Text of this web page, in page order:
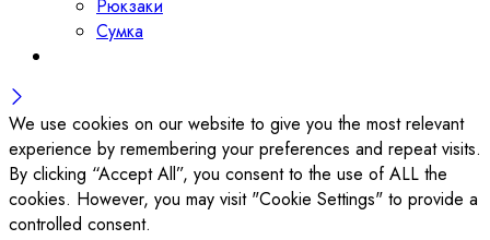
Рюкзаки
Сумка
We use cookies on our website to give you the most relevant
experience by remembering your preferences and repeat visits.
By clicking “Accept All”, you consent to the use of ALL the
cookies. However, you may visit "Cookie Settings" to provide a
controlled consent.